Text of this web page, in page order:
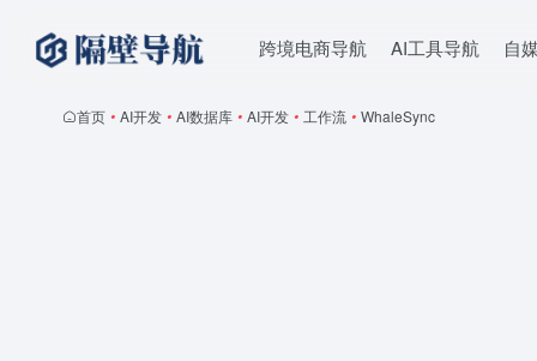
跨境电商导航 AI工具导航 自
首页 • AI开发 • AI数据库 • AI开发 • 工作流 • WhaleSync